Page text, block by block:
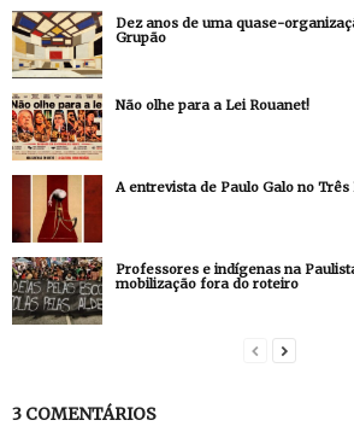
Dez anos de uma quase-
Grupão
Não olhe para a Lei Rouanet!
A entrevista de Paulo Galo no
Professores e indígenas na
mobilização fora do roteiro
3 COMENTÁRIOS